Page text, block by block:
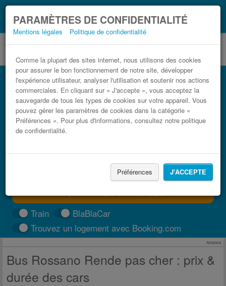
PARAMÈTRES DE CONFIDENTIALITÉ
Mentions légales Politique de confidentialité
Comme la plupart des sites internet, nous utilisons des cookies
pour assurer le bon fonctionnement de notre site, développer
l'expérience utilisateur, analyser l'utilisation et soutenir nos actions
commerciales. En cliquant sur « J'accepte », vous acceptez la
sauvegarde de tous les types de cookies sur votre appareil. Vous
pouvez gérer les paramètres de cookies dans la catégorie «
Préférences ». Pour plus d'informations, consultez notre politique
de confidentialité.
Préférences J'ACCEPTE
Coronavirus (COVID-19):Ce que vous devez
savoir, lorsque vous voyagez
Bus Rende Rossano pas cher
Trouvez votre billet de bus moins cher
TROUVER UN TRAJET
Train
BlaBlaCar
Trouvez un logement avec Booking.com
Annonce
Bus Rossano Rende pas cher : prix &
durée des cars